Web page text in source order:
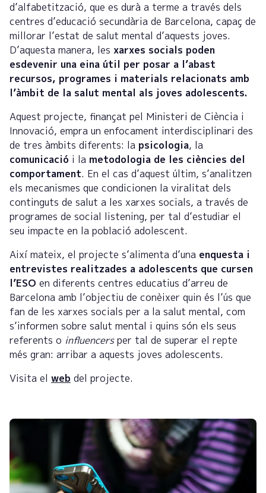
d’alfabetització, que es durà a terme a través dels
centres d’educació secundària de Barcelona, capaç de
millorar l’estat de salut mental d’aquests joves.
D’aquesta manera, les xarxes socials poden
esdevenir una eina útil per posar a l’abast
recursos, programes i materials relacionats amb
l’àmbit de la salut mental als joves adolescents.
Aquest projecte, finançat pel Ministeri de Ciència i
Innovació, empra un enfocament interdisciplinari des
de tres àmbits diferents: la psicologia, la
comunicació i la metodologia de les ciències del
comportament. En el cas d’aquest últim, s’analitzen
els mecanismes que condicionen la viralitat dels
continguts de salut a les xarxes socials, a través de
programes de social listening, per tal d’estudiar el
seu impacte en la població adolescent.
Així mateix, el projecte s’alimenta d’una enquesta i
entrevistes realitzades a adolescents que cursen
l’ESO en diferents centres educatius d’arreu de
Barcelona amb l’objectiu de conèixer quin és l’ús que
fan de les xarxes socials per a la salut mental, com
s’informen sobre salut mental i quins són els seus
referents o influencersper tal de superar el repte
més gran: arribar a aquests joves adolescents.
Visita el web del projecte.